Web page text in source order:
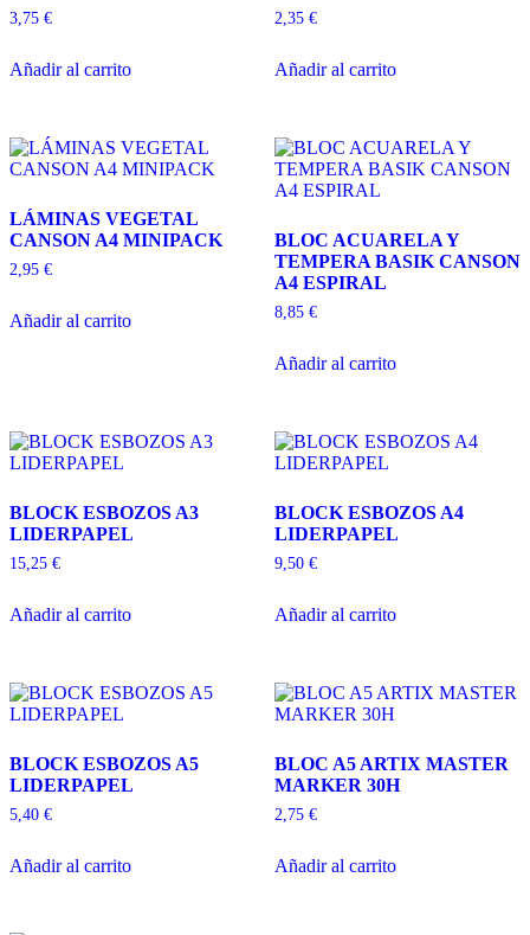
3,75 €
Añadir al carrito
2,35 €
Añadir al carrito
LÁMINAS VEGETAL
CANSON A4 MINIPACK
2,95 €
Añadir al carrito
BLOC ACUARELA Y
TEMPERA BASIK CANSON
A4 ESPIRAL
8,85 €
Añadir al carrito
BLOCK ESBOZOS A3
LIDERPAPEL
15,25 €
Añadir al carrito
BLOCK ESBOZOS A4
LIDERPAPEL
9,50 €
Añadir al carrito
BLOCK ESBOZOS A5
LIDERPAPEL
5,40 €
Añadir al carrito
BLOC A5 ARTIX MASTER
MARKER 30H
2,75 €
Añadir al carrito